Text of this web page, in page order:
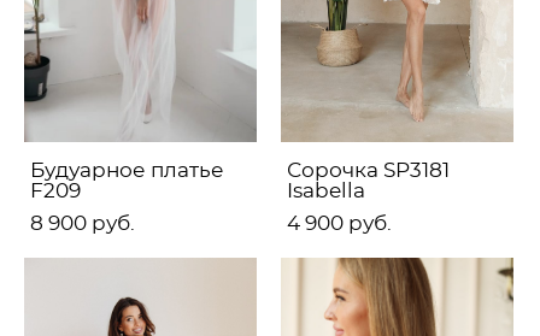
Будуарное платье
F209
8 900 pуб.
Сорочка SP3181
Isabella
4 900 pуб.